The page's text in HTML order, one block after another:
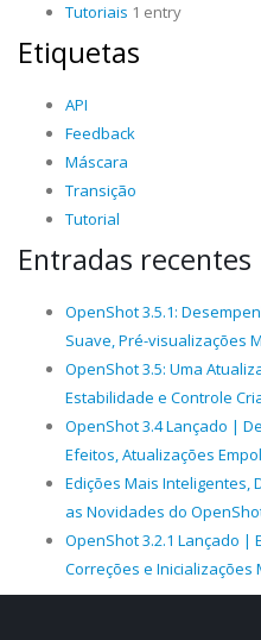
Tutoriais 1 entry
Etiquetas
API
Feedback
Máscara
Transição
Tutorial
Entradas recentes
OpenShot 3.5.1:
Suave, Pré-visualizações
OpenShot 3.5: Uma
Estabilidade e Controle
OpenShot 3.4 Lançado |
Efeitos, Atualizações
Edições Mais Inteligentes,
as Novidades do
OpenShot 3.2.1 Lançado |
Correções e Inicializações